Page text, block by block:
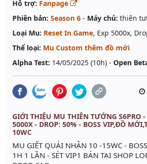
Hỗ trợ: Fanpage
Phiên bản: Season 6 - Máy chủ: thiên
Loại Mu: Reset In Game, Exp 5000x,
Thể loại: Mu Custom thêm đồ mới
Alpha Test: 14/05/2025 (10h) - Open
GIỚI THIỆU MU THIÊN TƯỚNG S6PRO -
5000X - DROP: 50% - BOSS VIP,ĐỒ
10WC
MU GIẾT QUÁI NHẬN 10 -15WC -
1H 1 LẦN - SÉT VIP1 BÁN TẠI SHOP